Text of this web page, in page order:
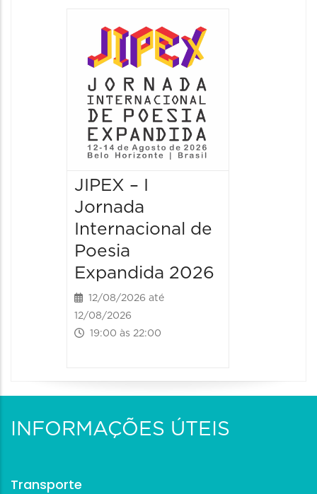
JIPEX – I
Jornada
Internacional de
Poesia
Expandida 2026
12/08/2026 até
12/08/2026
19:00 às 22:00
INFORMAÇÕES ÚTEIS
Transporte